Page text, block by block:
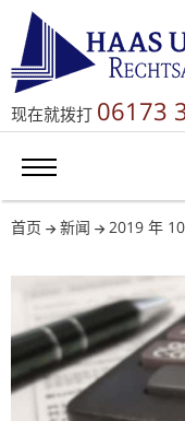
现在就拨打 06173
首页 新闻 2019 年